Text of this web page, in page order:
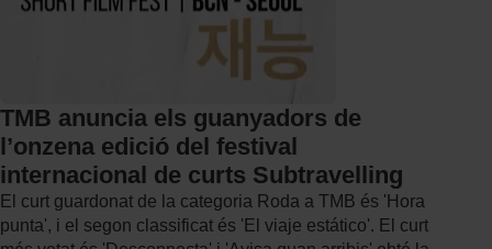
TMB anuncia els guanyadors de
l’onzena edició del festival
internacional de curts Subtravelling
El curt guardonat de la categoria Roda a TMB és 'Hora
punta', i el segon classificat és 'El viaje estático'. El curt